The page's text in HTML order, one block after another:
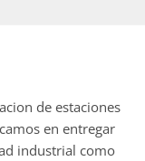
de estaciones
en entregar
industrial como